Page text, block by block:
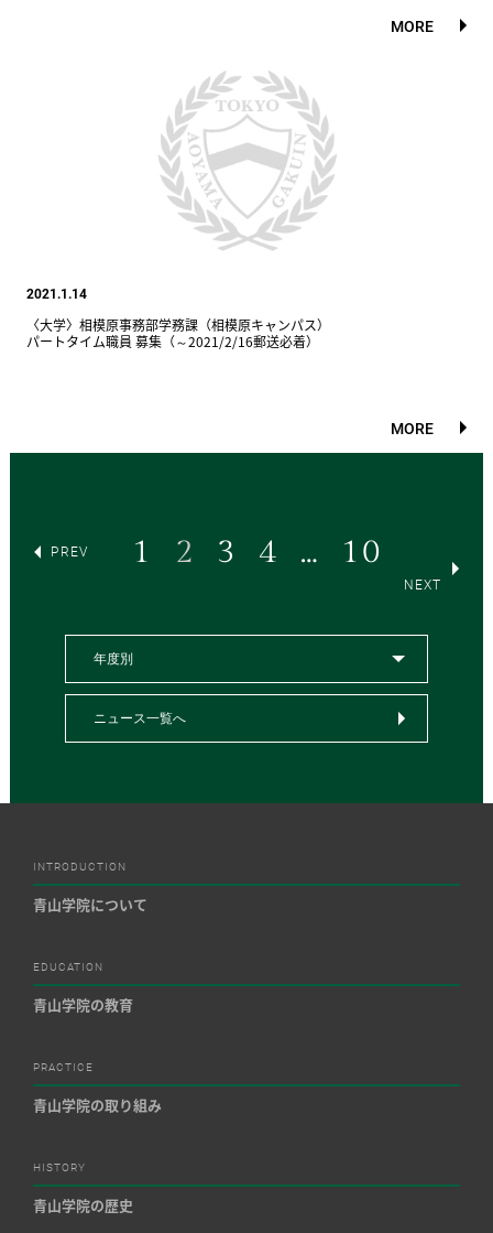
MORE
2021.1.14
〈大学〉相模原事務部学務課（相模原キャンパス）
パートタイム職員 募集（～2021/2/16郵送必着）
MORE
PREV 1 2 3 4 … 10
NEXT
年度別
ニュース一覧へ
INTRODUCTION
青山学院について
EDUCATION
青山学院の教育
PRACTICE
青山学院の取り組み
HISTORY
青山学院の歴史